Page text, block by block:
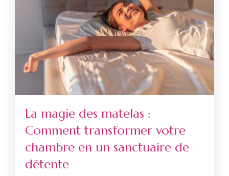
La magie des matelas :
Comment transformer votre
chambre en un sanctuaire de
détente